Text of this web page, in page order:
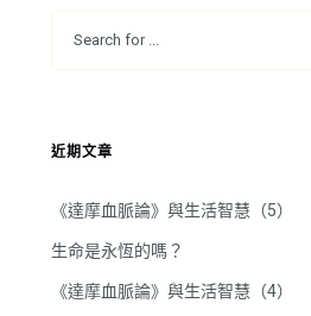
近期文章
《達摩血脈論》與生活智慧（5）
生命是永恆的嗎？
《達摩血脈論》與生活智慧（4）